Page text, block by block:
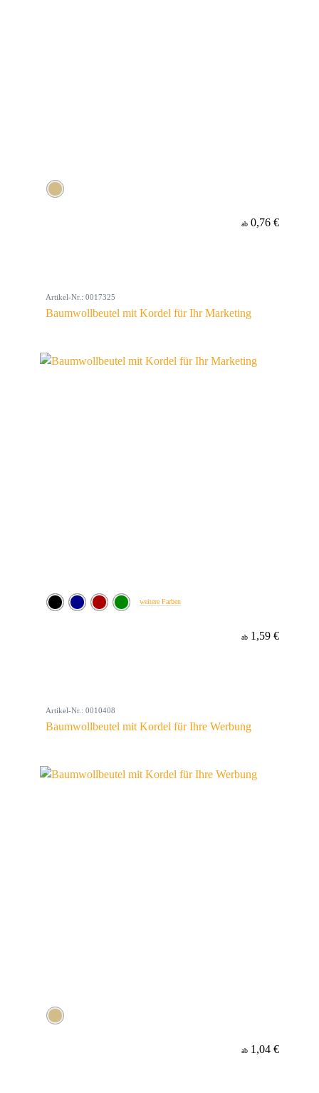
ab 0,76 €
Artikel-Nr.: 0017325
Baumwollbeutel mit Kordel für Ihr Marketing
weitere Farben
ab 1,59 €
Artikel-Nr.: 0010408
Baumwollbeutel mit Kordel für Ihre Werbung
ab 1,04 €